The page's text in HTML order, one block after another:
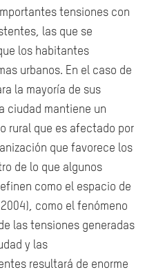
tensiones con
las que se
los habitantes
urbanos. En el caso de
la mayoría de sus
ciudad mantiene un
rural que es afectado por
que favorece los
de lo que algunos
como el espacio de
como el fenómeno
las tensiones generadas
y las
resultará de enorme